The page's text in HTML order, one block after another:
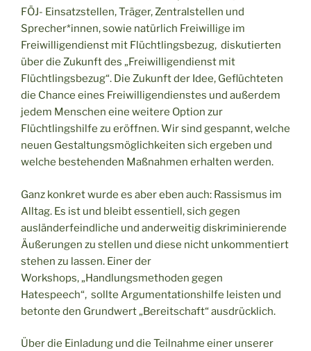
FÖJ- Einsatzstellen, Träger, Zentralstellen und
Sprecher*innen, sowie natürlich Freiwillige im
Freiwilligendienst mit Flüchtlingsbezug, diskutierten
über die Zukunft des „Freiwilligendienst mit
Flüchtlingsbezug“. Die Zukunft der Idee, Geflüchteten
die Chance eines Freiwilligendienstes und außerdem
jedem Menschen eine weitere Option zur
Flüchtlingshilfe zu eröffnen. Wir sind gespannt, welche
neuen Gestaltungsmöglichkeiten sich ergeben und
welche bestehenden Maßnahmen erhalten werden.
Ganz konkret wurde es aber eben auch: Rassismus im
Alltag. Es ist und bleibt essentiell, sich gegen
ausländerfeindliche und anderweitig diskriminierende
Äußerungen zu stellen und diese nicht unkommentiert
stehen zu lassen. Einer der
Workshops, „Handlungsmethoden gegen
Hatespeech“, sollte Argumentationshilfe leisten und
betonte den Grundwert „Bereitschaft“ ausdrücklich.
Über die Einladung und die Teilnahme einer unserer